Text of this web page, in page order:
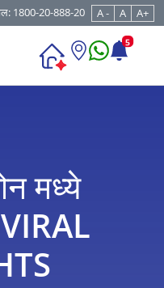
1800-20-888-20 A - A A+
5
मध्ये